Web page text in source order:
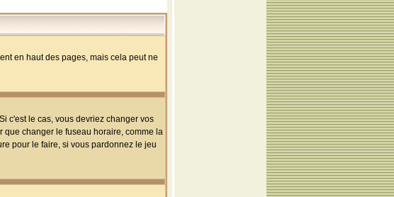
en haut des pages, mais cela peut ne
c'est le cas, vous devriez changer vos
que changer le fuseau horaire, comme la
pour le faire, si vous pardonnez le jeu